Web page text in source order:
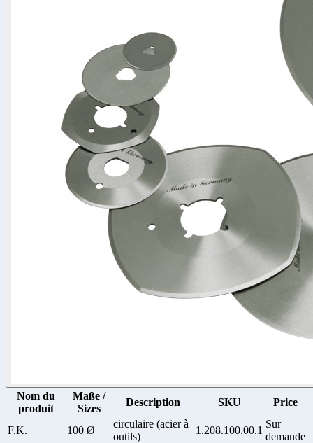
Nom du
produit
Maße /
Sizes
Description SKU Price
F.K. 100 Ø
circulaire (acier à
outils)
1.208.100.00.1
Sur
demande